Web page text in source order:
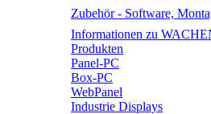
Zubehör - Software,
Informationen zu
Produkten
Panel-PC
Box-PC
WebPanel
Industrie Displays